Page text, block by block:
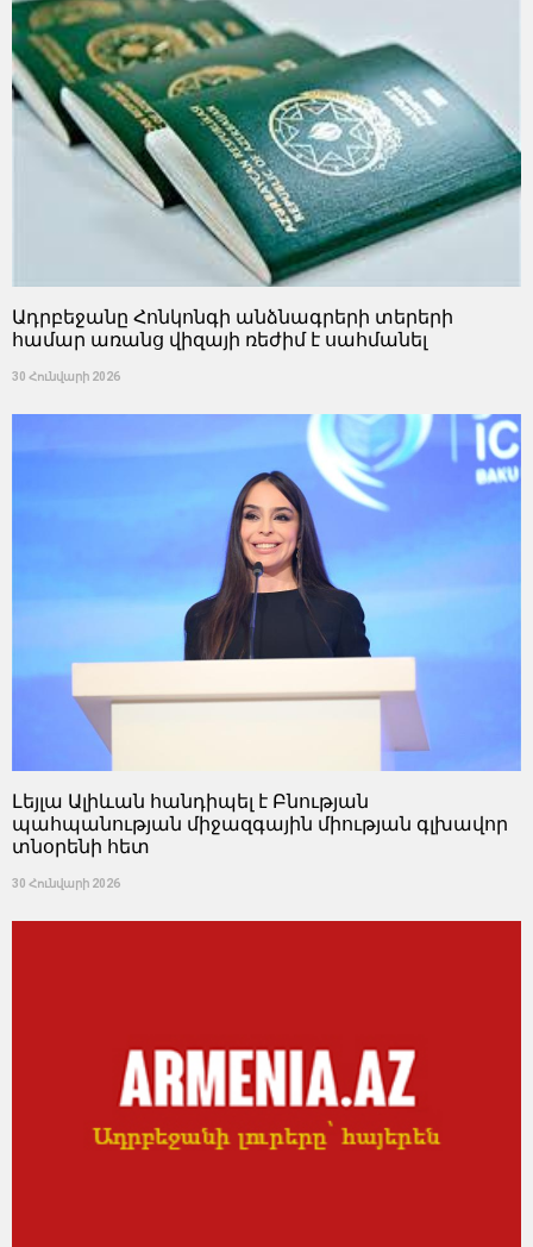
Ադրբեջանը Հոնկոնգի անձնագրերի տերերի
համար առանց վիզայի ռեժիմ է սահմանել
30 Հունվարի 2026
Լեյլա Ալիևան հանդիպել է Բնության
պահպանության միջազգային միության գլխավոր
տնօրենի հետ
30 Հունվարի 2026